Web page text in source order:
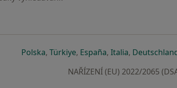
Polskase otevře v nové záložce
, Türkiyese otevře v nové záložce
, Españase otevře v nové
, Italiase otevře v
,
NAŘÍZENÍ (EU) 2022/2065